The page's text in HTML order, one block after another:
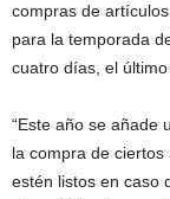
compras de
para la temporada
cuatro días, el
“Este año se añade
la compra de
estén listos en caso